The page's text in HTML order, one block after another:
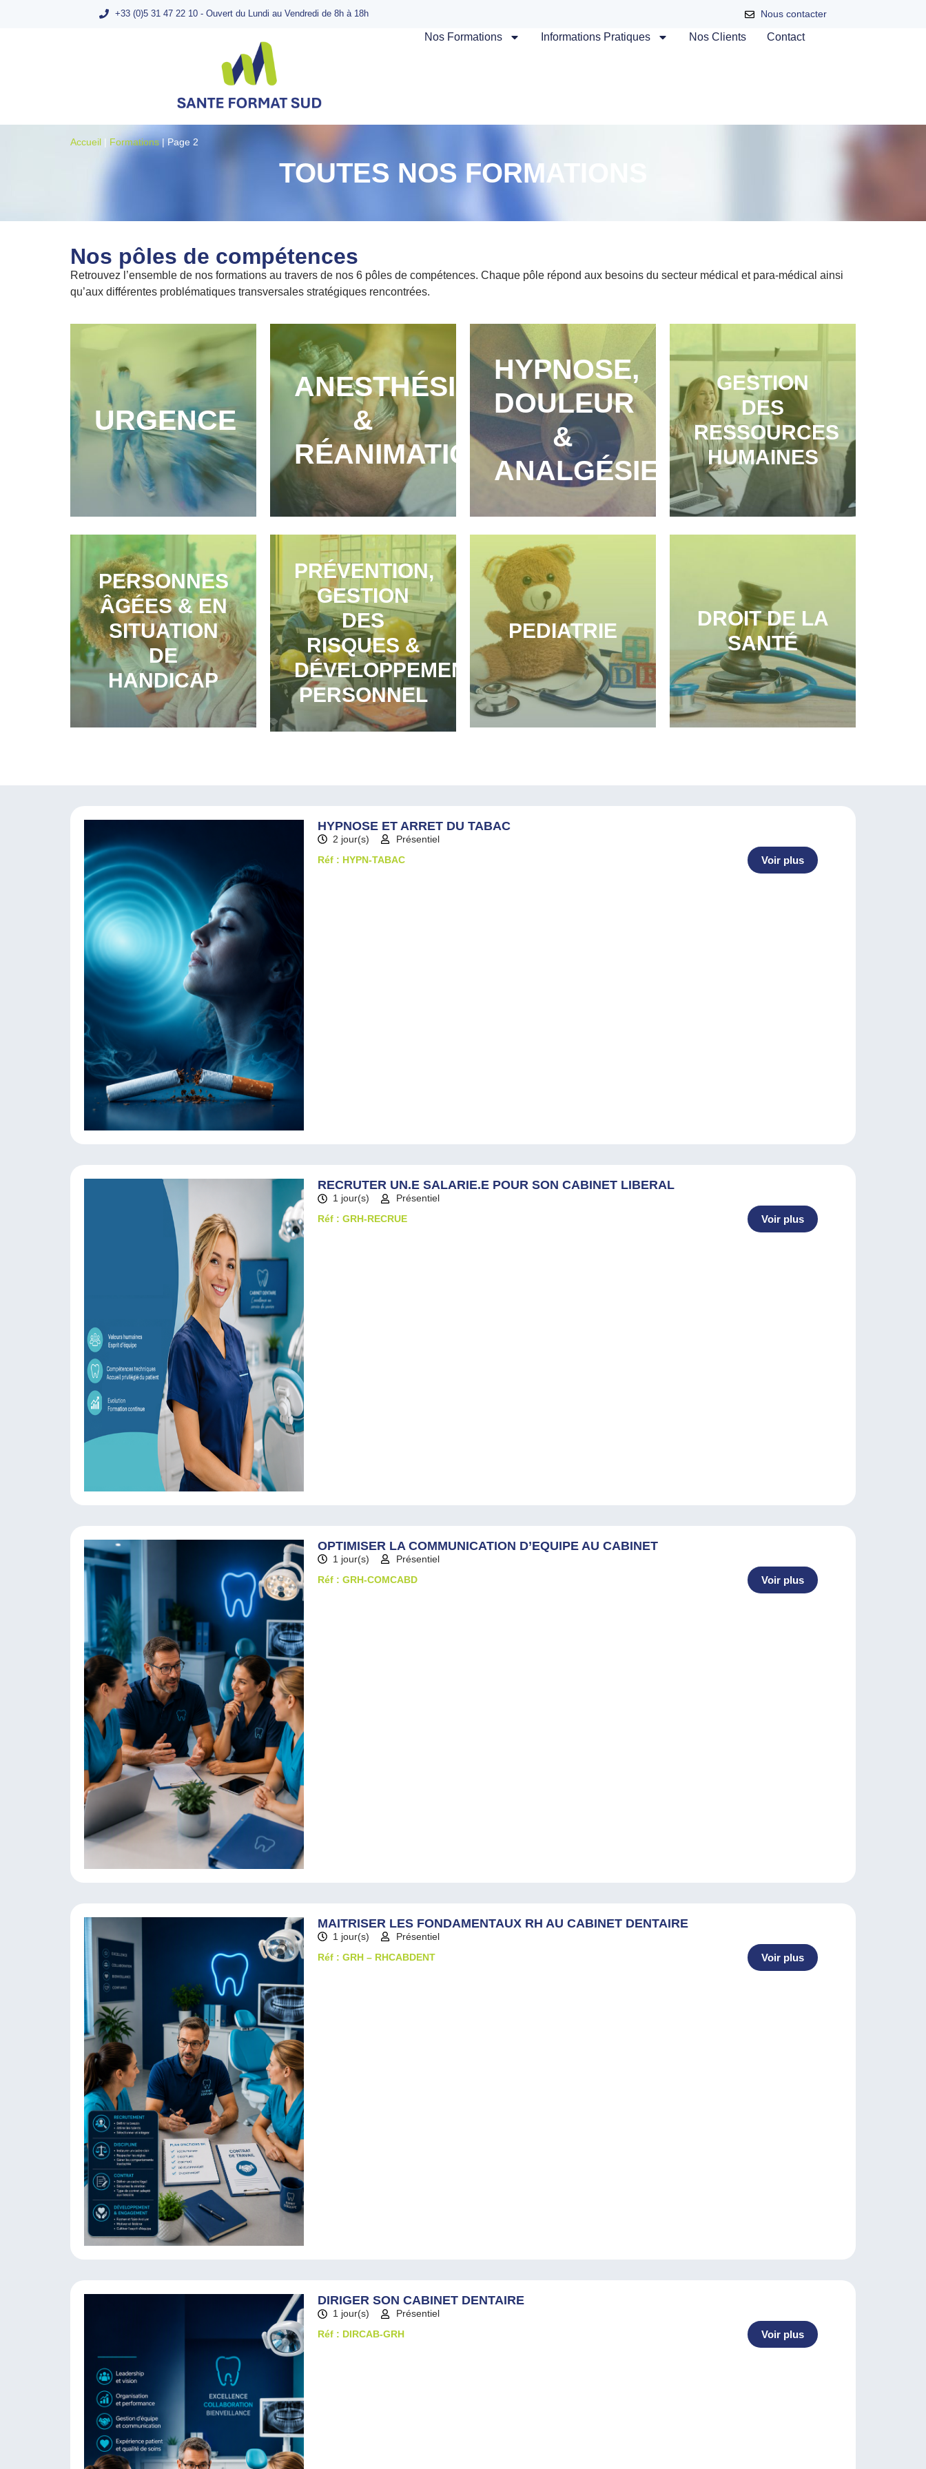
+33 (0)5 31 47 22 10 - Ouvert du Lundi au Vendredi de 8h à 18h Nous contacter
Nos Formations Informations Pratiques Nos Clients Contact
Accueil | Formations | Page 2
TOUTES NOS FORMATIONS
Nos pôles de compétences
Retrouvez l’ensemble de nos formations au travers de nos 6 pôles de compétences. Chaque pôle répond aux besoins du secteur médical et para-médical ainsi
qu’aux différentes problématiques transversales stratégiques rencontrées.
URGENCE
ANESTHÉSIE
&
RÉANIMATION
HYPNOSE,
DOULEUR
&
ANALGÉSIE
GESTION
DES
RESSOURCES
HUMAINES
PERSONNES
ÂGÉES & EN
SITUATION
DE
HANDICAP
PRÉVENTION,
GESTION
DES
RISQUES &
DÉVELOPPEMENT
PERSONNEL
PEDIATRIE
DROIT DE LA
SANTÉ
HYPNOSE ET ARRET DU TABAC
2 jour(s)
Présentiel
Réf : HYPN-TABAC
Voir plus
RECRUTER UN.E SALARIE.E POUR SON CABINET LIBERAL
1 jour(s)
Présentiel
Réf : GRH-RECRUE
Voir plus
OPTIMISER LA COMMUNICATION D’EQUIPE AU CABINET
1 jour(s)
Présentiel
Réf : GRH-COMCABD
Voir plus
MAITRISER LES FONDAMENTAUX RH AU CABINET DENTAIRE
1 jour(s)
Présentiel
Réf : GRH – RHCABDENT
Voir plus
DIRIGER SON CABINET DENTAIRE
1 jour(s)
Présentiel
Réf : DIRCAB-GRH
Voir plus